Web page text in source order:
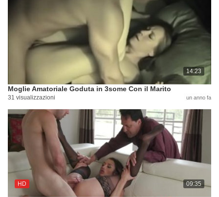
14:23
Moglie Amatoriale Goduta in 3some Con il Marito
31 visualizzazioni un anno fa
HD 09:35